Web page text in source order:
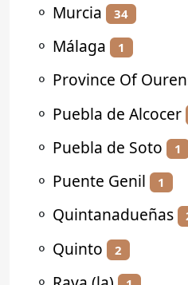
⚬ Murcia 34
⚬ Málaga 1
⚬ Province Of
⚬ Puebla de Alcocer
⚬ Puebla de Soto 1
⚬ Puente Genil 1
⚬ Quintanadueñas
⚬ Quinto 2